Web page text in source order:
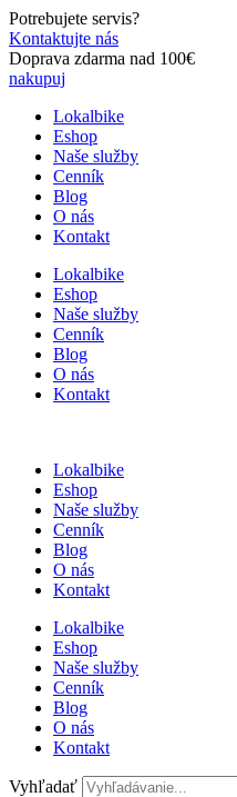
Preskočiť
na
obsah
Potrebujete servis?
Kontaktujte nás
Doprava zdarma nad 100€
nakupuj
Lokalbike
Eshop
Naše služby
Cenník
Blog
O nás
Kontakt
Lokalbike
Eshop
Naše služby
Cenník
Blog
O nás
Kontakt
Lokalbike
Eshop
Naše služby
Cenník
Blog
O nás
Kontakt
Lokalbike
Eshop
Naše služby
Cenník
Blog
O nás
Kontakt
Vyhľadať